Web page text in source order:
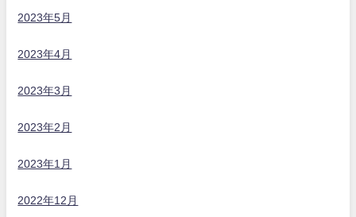
2023年5月
2023年4月
2023年3月
2023年2月
2023年1月
2022年12月